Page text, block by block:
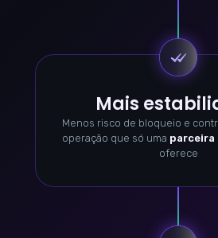
Mais
Menos risco de bloqueio e
operação que só uma parceira
oferece